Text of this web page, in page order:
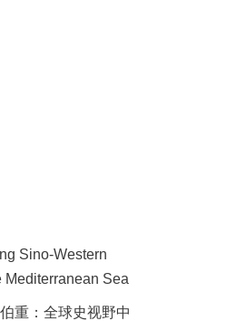
Sino-Western
Sea
重：全球史视野中